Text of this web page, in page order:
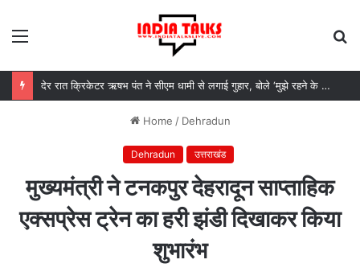
देर रात क्रिकेटर ऋषभ पंत ने सीएम धामी से लगाई गुहार, बोले ‘मुझे रहने के लिए जगह नहीं मिल रही’
Home / Dehradun
Dehradun उत्तराखंड
मुख्यमंत्री ने टनकपुर देहरादून साप्ताहिक
एक्सप्रेस ट्रेन का हरी झंडी दिखाकर किया
शुभारंभ